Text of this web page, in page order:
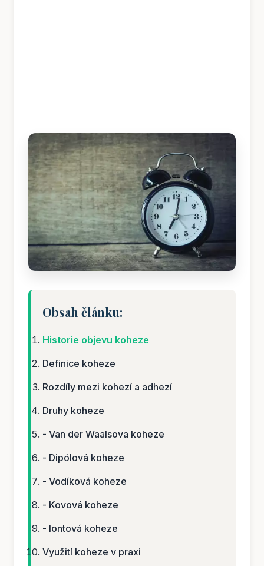
Obsah článku:
Historie objevu koheze
Definice koheze
Rozdíly mezi kohezí a adhezí
Druhy koheze
- Van der Waalsova koheze
- Dipólová koheze
- Vodíková koheze
- Kovová koheze
- Iontová koheze
Využití koheze v praxi